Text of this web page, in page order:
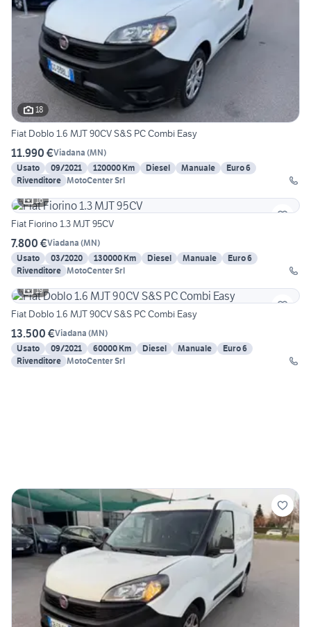
18
Fiat Doblo 1.6 MJT 90CV S&S PC Combi Easy
11.990 €Viadana (MN)
Usato
09/2021 120000 Km Diesel Manuale
Euro 6
Rivenditore MotoCenter Srl
16
Fiat Fiorino 1.3 MJT 95CV
7.800 €Viadana (MN)
Usato
03/2020 130000 Km Diesel Manuale
Euro 6
Rivenditore MotoCenter Srl
19
Fiat Doblo 1.6 MJT 90CV S&S PC Combi Easy
13.500 €Viadana (MN)
Usato
09/2021 60000 Km Diesel Manuale
Euro 6
Rivenditore MotoCenter Srl